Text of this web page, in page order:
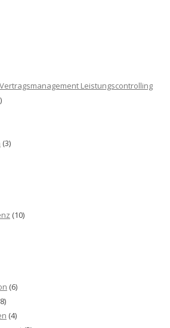
Leistungscontrolling
(3)
(10)
(6)
(4)